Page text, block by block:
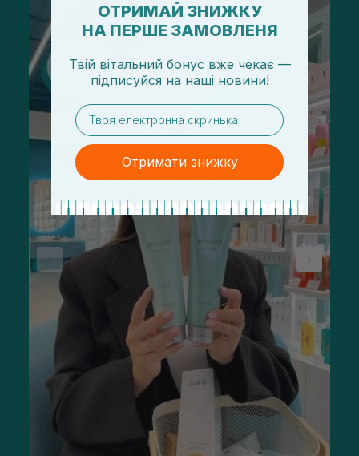
ОТРИМАЙ ЗНИЖКУ
НА ПЕРШЕ ЗАМОВЛЕНЯ
Твій вітальний бонус вже чекає —
підписуйся на наші новини!
email
Отримати знижку